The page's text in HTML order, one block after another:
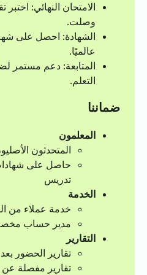
الامتحان النهائي:
وصلت.
عالميًا.
المتابعة: دعم مستمر
التعلم.
ضماننا
المعلمون
المتحدثون
حاصل على
تدريس
الخدمة
خدمة عملاء من
مدير حساب
التقارير
تقارير الحضور
تقارير مفصلة عن